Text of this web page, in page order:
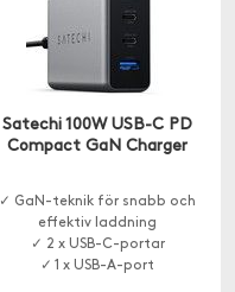
Satechi 100W USB-C PD
Compact GaN Charger
✓ GaN-teknik för snabb och
effektiv laddning
✓ 2 x USB-C-portar
✓ 1 x USB-A-port